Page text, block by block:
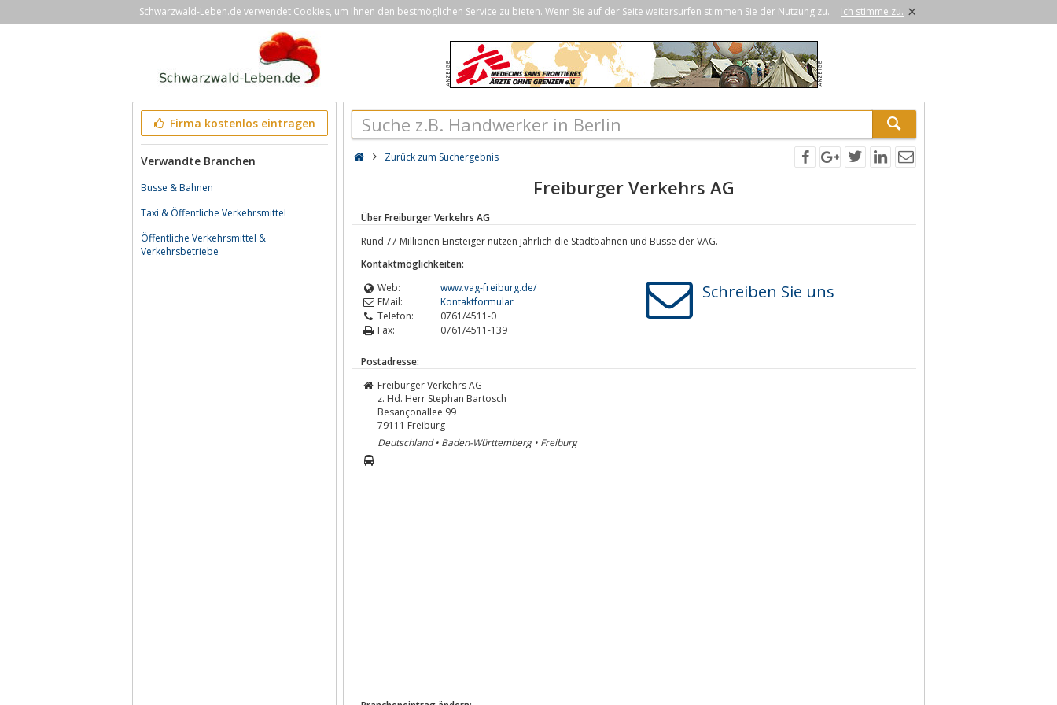
Schwarzwald-Leben.de verwendet Cookies, um Ihnen den bestmöglichen Service zu bieten. Wenn Sie auf der Seite weitersurfen stimmen Sie der Nutzung zu. Ich stimme zu. ×
Firma kostenlos eintragen
Verwandte Branchen
Busse & Bahnen
Taxi & Öffentliche Verkehrsmittel
Öffentliche Verkehrsmittel &
Verkehrsbetriebe
Zurück zum Suchergebnis
Freiburger Verkehrs AG
Über Freiburger Verkehrs AG
Rund 77 Millionen Einsteiger nutzen jährlich die Stadtbahnen und Busse der VAG.
Kontaktmöglichkeiten:
Web:
www.vag-freiburg.de/
EMail:
Kontaktformular
Telefon:
0761/4511-0
Fax:
0761/4511-139
Schreiben Sie uns
Postadresse:
Freiburger Verkehrs AG
z. Hd. Herr Stephan Bartosch
Besançonallee 99
79111 Freiburg
Deutschland • Baden-Württemberg • Freiburg